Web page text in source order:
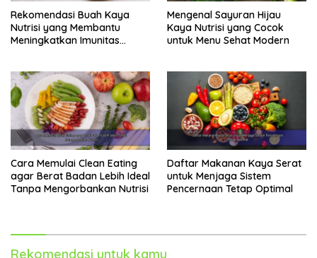
Rekomendasi Buah Kaya
Nutrisi yang Membantu
Meningkatkan Imunitas
Mengenal Sayuran Hijau
Kaya Nutrisi yang Cocok
untuk Menu Sehat Modern
Cara Memulai Clean Eating
agar Berat Badan Lebih Ideal
Tanpa Mengorbankan Nutrisi
Daftar Makanan Kaya Serat
untuk Menjaga Sistem
Pencernaan Tetap Optimal
Rekomendasi untuk kamu